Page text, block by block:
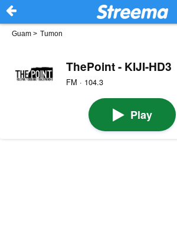
Guam > Tumon
ThePoint - KIJI-HD3
FM · 104.3
Play